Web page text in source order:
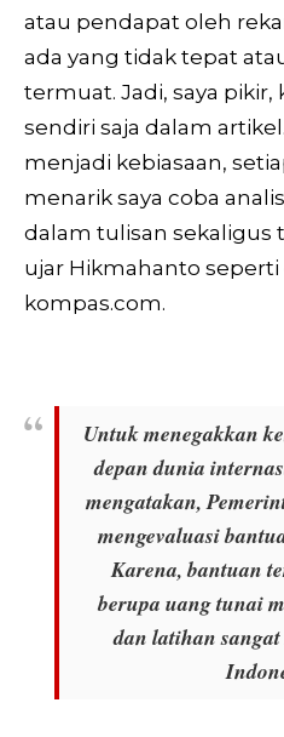
atau pendapat oleh
ada yang tidak tepat
termuat. Jadi, saya
sendiri saja dalam
menjadi kebiasaan,
menarik saya coba
dalam tulisan sekaligus
ujar Hikmahanto
kompas.com.
Untuk menegakkan
depan dunia
mengatakan,
mengevaluasi
Karena, bantuan
berupa uang tunai
dan latihan